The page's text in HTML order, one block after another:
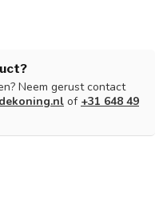
Neem gerust contact
of +31 648 49